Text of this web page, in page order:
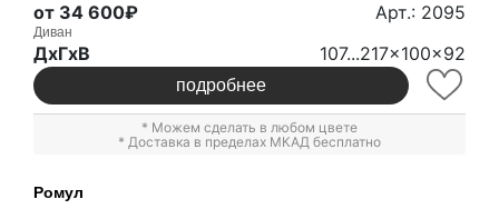
от 34 600₽ Арт.: 2095
Диван
ДxГxВ 107...217x100x92
подробнее
* Можем сделать в любом цвете
* Доставка в пределах МКАД бесплатно
Ромул